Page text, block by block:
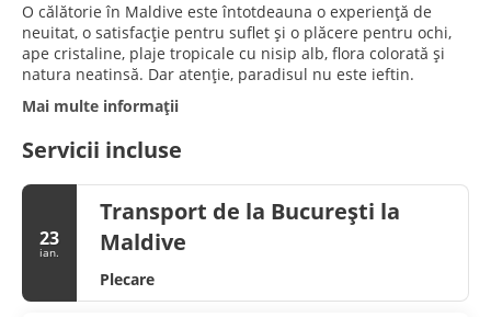
O călătorie în Maldive este întotdeauna o experiență de
neuitat, o satisfacție pentru suflet și o plăcere pentru ochi,
ape cristaline, plaje tropicale cu nisip alb, flora colorată și
natura neatinsă. Dar atenție, paradisul nu este ieftin.
Mai multe informații
Servicii incluse
23
ian.
Transport de la București la
Maldive
Plecare